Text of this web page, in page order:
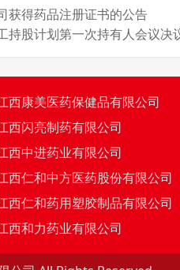
获得药品注册证书的公告
持股计划第一次持有人会议决
西康美医药保健品有限公司
西闪亮制药有限公司
西中进药业有限公司
西仁和中方医药股份有限公司
西仁和药用塑胶制品有限公司
西和力药业有限公司